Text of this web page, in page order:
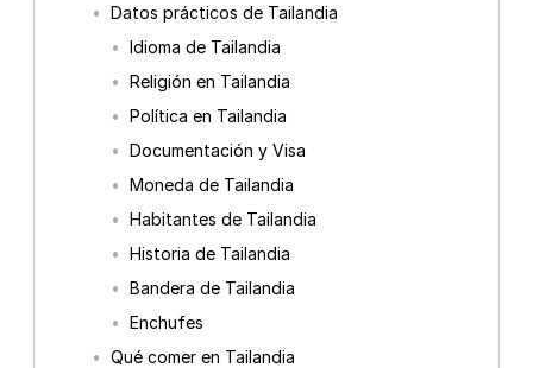
Datos prácticos de Tailandia
Idioma de Tailandia
Religión en Tailandia
Política en Tailandia
Documentación y Visa
Moneda de Tailandia
Habitantes de Tailandia
Historia de Tailandia
Bandera de Tailandia
Enchufes
Qué comer en Tailandia